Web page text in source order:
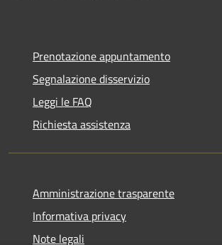
Prenotazione appuntamento
Segnalazione disservizio
Leggi le FAQ
Richiesta assistenza
Amministrazione trasparente
Informativa privacy
Note legali